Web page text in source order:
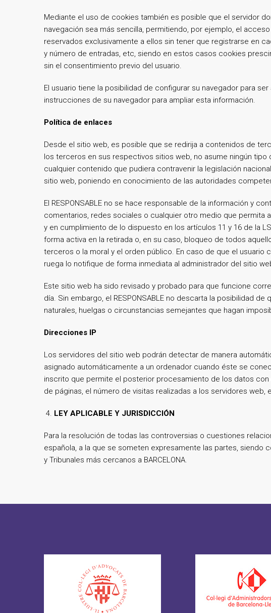
Mediante el uso de cookies también es posible que el servidor
navegación sea más sencilla, permitiendo, por ejemplo, el
reservados exclusivamente a ellos sin tener que registrarse en
y número de entradas, etc, siendo en estos casos cookies
sin el consentimiento previo del usuario.
El usuario tiene la posibilidad de configurar su navegador para
instrucciones de su navegador para ampliar esta información.
Política de enlaces
Desde el sitio web, es posible que se redirija a contenidos de
los terceros en sus respectivos sitios web, no asume ningún
cualquier contenido que pudiera contravenir la legislación
sitio web, poniendo en conocimiento de las autoridades
El RESPONSABLE no se hace responsable de la información y
comentarios, redes sociales o cualquier otro medio que permita
y en cumplimiento de lo dispuesto en los artículos 11 y 16 de la
forma activa en la retirada o, en su caso, bloqueo de todos
terceros o la moral y el orden público. En caso de que el
ruega lo notifique de forma inmediata al administrador del sitio
Este sitio web ha sido revisado y probado para que funcione
día. Sin embargo, el RESPONSABLE no descarta la posibilidad
naturales, huelgas o circunstancias semejantes que hagan
Direcciones IP
Los servidores del sitio web podrán detectar de manera
asignado automáticamente a un ordenador cuando éste se
inscrito que permite el posterior procesamiento de los datos
de páginas, el número de visitas realizadas a los servidores
LEY APLICABLE Y JURISDICCIÓN
Para la resolución de todas las controversias o cuestiones
española, a la que se someten expresamente las partes,
y Tribunales más cercanos a BARCELONA.